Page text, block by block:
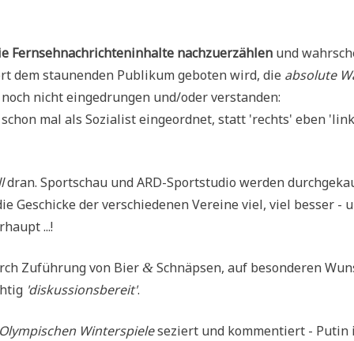
Fern­seh­nach­rich­ten­in­hal­te nach­zu­er­zäh­len und
dem stau­nen­den Publi­kum gebo­ten wird, die abso­lu­te
nicht ein­ge­drun­gen und/oder verstanden:
mal als Sozia­list ein­ge­ord­net, statt 'rechts' eben
dran. Sport­schau und ARD-Sport­stu­dio wer­den
Geschicke der ver­schie­de­nen Ver­ei­ne viel, viel bes­ser -
...!
Zufüh­rung von Bier & Schnäp­sen, auf beson­de­ren
'dis­kus­si­ons­be­reit'.
Win­ter­spie­leseziert und kom­men­tiert - Putin